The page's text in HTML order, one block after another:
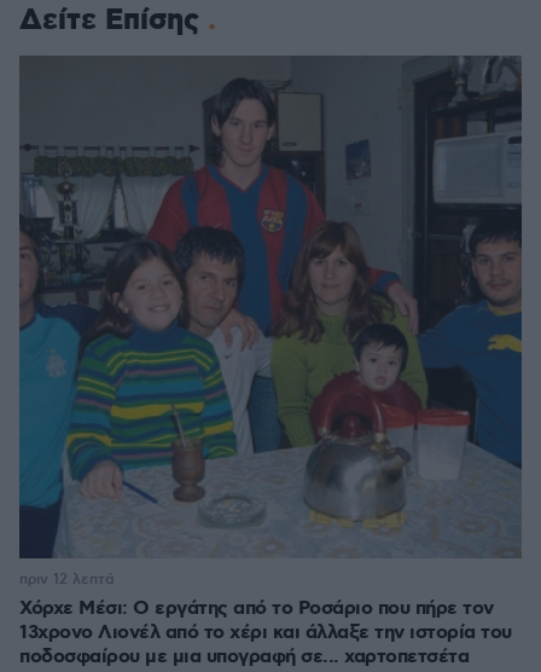
Δείτε Επίσης
Χόρχε Μέσι: Ο εργάτης από το Ροσάριο που πήρε τον
13χρονο Λιονέλ από το χέρι και άλλαξε την ιστορία του
ποδοσφαίρου με μια υπογραφή σε... χαρτοπετσέτα
πριν 12 λεπτά